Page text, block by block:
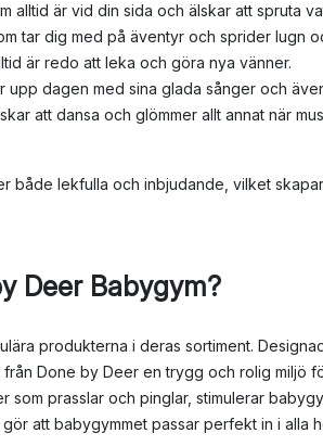
alltid är vid din sida och älskar att spruta
tar dig med på äventyr och sprider lugn
är redo att leka och göra nya vänner.
upp dagen med sina glada sånger och
att dansa och glömmer allt annat när
både lekfulla och inbjudande, vilket
Deer Babygym?
produkterna i deras sortiment.
Done by Deer en trygg och rolig miljö
prasslar och pinglar, stimulerar
att babygymmet passar perfekt in i alla